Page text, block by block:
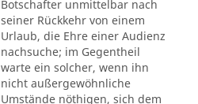
Botschafter unmittelbar nach
seiner Rückkehr von einem
Urlaub, die Ehre einer Audienz
nachsuche; im Gegentheil
warte ein solcher, wenn ihn
nicht außergewöhnliche
Umstände nöthigen, sich dem